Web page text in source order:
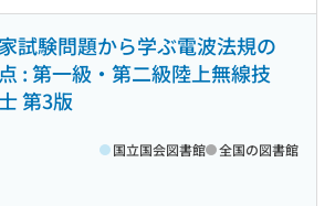
試験問題から学ぶ電波法規の
: 第一級・第二級陸上無線技
第3版
国立国会図書館 全国の図書館